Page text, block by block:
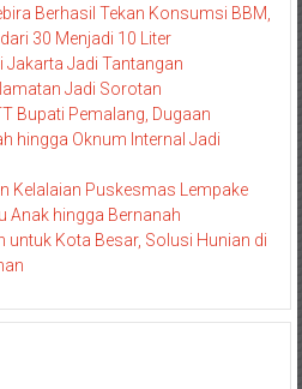
Berhasil Tekan Konsumsi BBM,
30 Menjadi 10 Liter
Jakarta Jadi Tantangan
Jadi Sorotan
Bupati Pemalang, Dugaan
hingga Oknum Internal Jadi
Kelalaian Puskesmas Lempake
Anak hingga Bernanah
untuk Kota Besar, Solusi Hunian di